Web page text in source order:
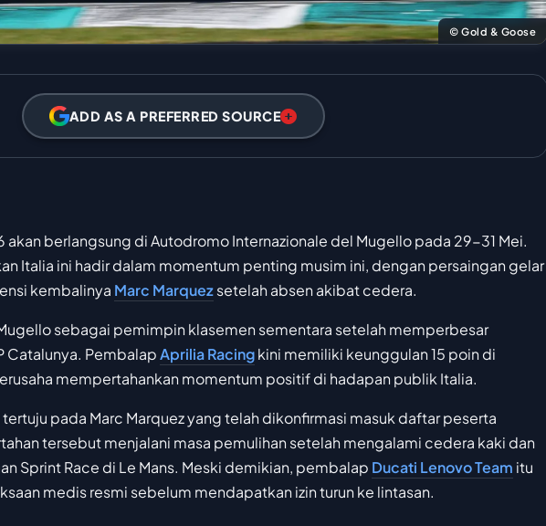
© Gold & Goose
ADD AS A PREFERRED SOURCE
akan berlangsung di Autodromo Internazionale del Mugello pada 29-31 Mei.
Italia ini hadir dalam momentum penting musim ini, dengan persaingan gelar
kembalinya Marc Marquezsetelah absen akibat cedera.
sebagai pemimpin klasemen sementara setelah memperbesar
Catalunya. PembalapAprilia Racingkini memiliki keunggulan 15 poin di
mempertahankan momentum positif di hadapan publik Italia.
pada Marc Marquez yang telah dikonfirmasi masuk daftar peserta
tersebut menjalani masa pemulihan setelah mengalami cedera kaki dan
Sprint Race di Le Mans. Meski demikian, pembalap Ducati Lenovo Team itu
medis resmi sebelum mendapatkan izin turun ke lintasan.